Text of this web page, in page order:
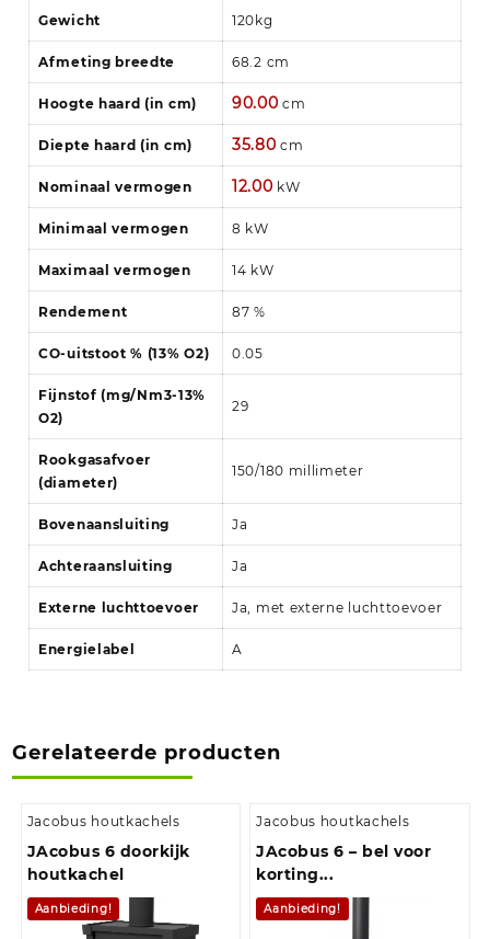
Gewicht 120kg
Afmeting breedte 68.2 cm
Hoogte haard (in cm) 90.00 cm
Diepte haard (in cm) 35.80 cm
Nominaal vermogen 12.00 kW
Minimaal vermogen 8 kW
Maximaal vermogen 14 kW
Rendement 87 %
CO-uitstoot % (13% O2) 0.05
Fijnstof (mg/Nm3-13%
O2)
29
Rookgasafvoer
(diameter)
150/180 millimeter
Bovenaansluiting Ja
Achteraansluiting Ja
Externe luchttoevoer Ja, met externe luchttoevoer
Energielabel A
Gerelateerde producten
Jacobus houtkachels
JAcobus 6 doorkijk
houtkachel
Aanbieding!
Jacobus houtkachels
JAcobus 6 – bel voor
korting...
Aanbieding!